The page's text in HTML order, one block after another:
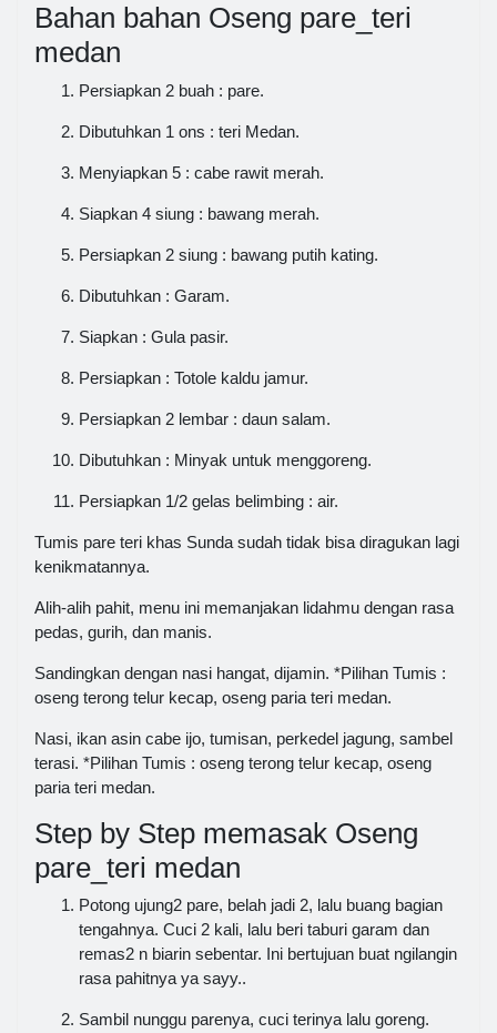
Bahan bahan Oseng pare_teri
medan
Persiapkan 2 buah : pare.
Dibutuhkan 1 ons : teri Medan.
Menyiapkan 5 : cabe rawit merah.
Siapkan 4 siung : bawang merah.
Persiapkan 2 siung : bawang putih kating.
Dibutuhkan : Garam.
Siapkan : Gula pasir.
Persiapkan : Totole kaldu jamur.
Persiapkan 2 lembar : daun salam.
Dibutuhkan : Minyak untuk menggoreng.
Persiapkan 1/2 gelas belimbing : air.
Tumis pare teri khas Sunda sudah tidak bisa diragukan lagi
kenikmatannya.
Alih-alih pahit, menu ini memanjakan lidahmu dengan rasa
pedas, gurih, dan manis.
Sandingkan dengan nasi hangat, dijamin. *Pilihan Tumis :
oseng terong telur kecap, oseng paria teri medan.
Nasi, ikan asin cabe ijo, tumisan, perkedel jagung, sambel
terasi. *Pilihan Tumis : oseng terong telur kecap, oseng
paria teri medan.
Step by Step memasak Oseng
pare_teri medan
Potong ujung2 pare, belah jadi 2, lalu buang bagian
tengahnya. Cuci 2 kali, lalu beri taburi garam dan
remas2 n biarin sebentar. Ini bertujuan buat ngilangin
rasa pahitnya ya sayy..
Sambil nunggu parenya, cuci terinya lalu goreng.